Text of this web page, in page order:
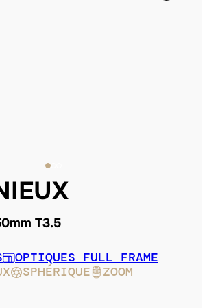
T3.5
OPTIQUES FULL FRAME
SPHÉRIQUE ZOOM